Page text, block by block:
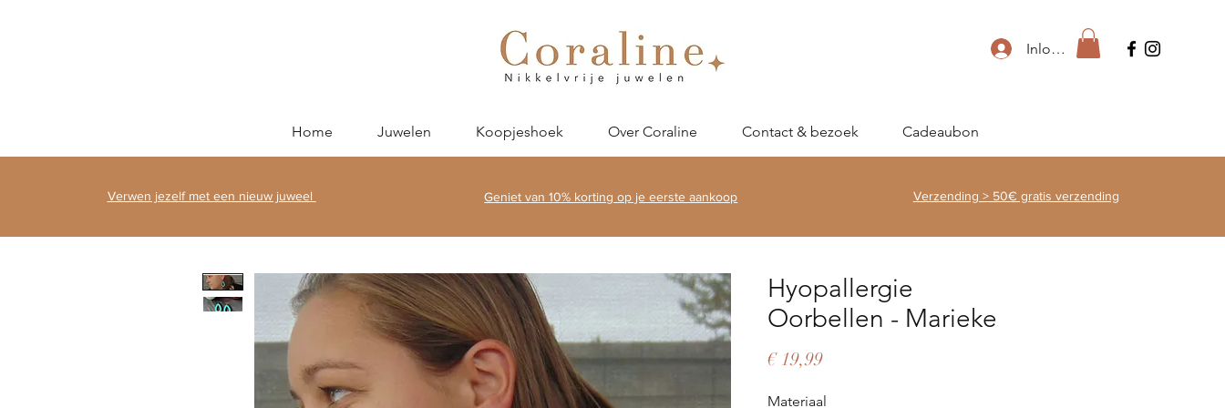
Inloggen
Home Juwelen Koopjeshoek Over Coraline Contact & bezoek Cadeaubon
Verwen jezelf met een nieuw juweel Geniet van 10% korting op je eerste aankoop Verzending > 50€ gratis verzending
Hyopallergie
Oorbellen - Marieke
€ 19,99Prijs
Materiaal